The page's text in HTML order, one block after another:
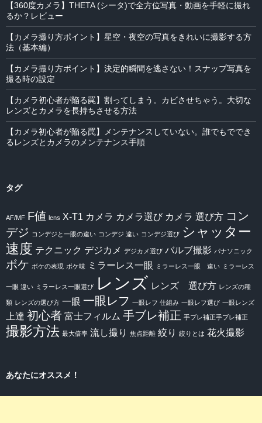
【360度カメラ】THETA (シータ)で全方位写真・動画を手軽に撮れ
るか？レビュー
【カメラ撮り方ポイント】星空・夜空の写真をきれいに撮影する方
法（基本編）
【カメラ撮り方ポイント】決定的瞬間を逃さない！スナップ写真を
撮る時の設定
【カメラ初心者が陥る罠】割ってしまう。カビさせちゃう。大切な
レンズとカメラを長持ちさせる方法
【カメラ初心者が陥る罠】メンテナンスしていない。誰でもででき
るレンズとカメラのメンテナンス手順
タグ
AF/MF F値 lens X-T1 カメラ カメラ選び カメラ 選び方 コン
デジ コンデジと一眼の違い コンデジ 違い コンデジ選び シャッター
速度 テクニック デジカメ デジカメ選び バルブ撮影 パナソニック
ボケ ボケの表現 ボケ味 ミラーレス一眼 ミラーレス一眼 違い ミラーレス
一眼 違い ミラーレス一眼選び レンズ レンズ 選び方 レンズの種
類 レンズの選び方 一眼 一眼レフ 一眼レフ 仕組み 一眼レフ選び 一眼レンズ
上達 初心者 富士フィルム 手ブレ補正 手ブレ補正手ブレ補正
撮影方法 最大倍率 流し撮り 焦点距離 絞り 絞りとは 花火撮影
あなたにオススメ！